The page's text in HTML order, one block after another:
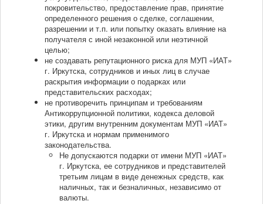
покровительство, предоставление прав, принятие
определенного решения о сделке, соглашении,
разрешении и т.п. или попытку оказать влияние на
получателя с иной незаконной или неэтичной
целью;
не создавать репутационного риска для МУП «ИАТ»
г. Иркутска, сотрудников и иных лиц в случае
раскрытия информации о подарках или
представительских расходах;
не противоречить принципам и требованиям
Антикоррупционной политики, кодекса деловой
этики, другим внутренним документам МУП «ИАТ»
г. Иркутска и нормам применимого
законодательства.
Не допускаются подарки от имени МУП «ИАТ»
г. Иркутска, ее сотрудников и представителей
третьим лицам в виде денежных средств, как
наличных, так и безналичных, независимо от
валюты.